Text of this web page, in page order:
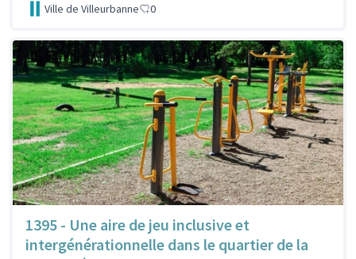
Ville de Villeurbanne 0
1395 - Une aire de jeu inclusive et
intergénérationnelle dans le quartier de la